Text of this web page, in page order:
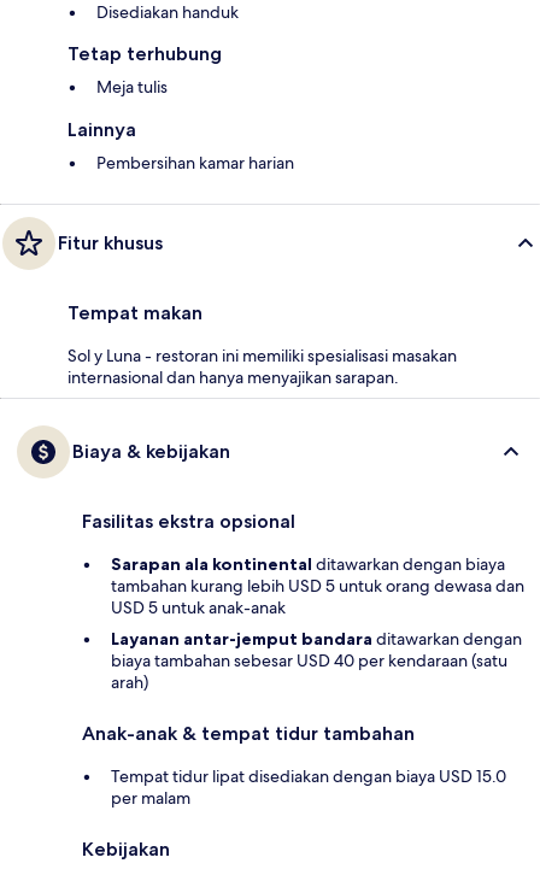
Disediakan handuk
Tetap terhubung
Meja tulis
Lainnya
Pembersihan kamar harian
Fitur khusus
Tempat makan
Sol y Luna - restoran ini memiliki spesialisasi masakan
internasional dan hanya menyajikan sarapan.
Biaya & kebijakan
Fasilitas ekstra opsional
Sarapan ala kontinental ditawarkan dengan biaya
tambahan kurang lebih USD 5 untuk orang dewasa dan
USD 5 untuk anak-anak
Layanan antar-jemput bandara ditawarkan dengan
biaya tambahan sebesar USD 40 per kendaraan (satu
arah)
Anak-anak & tempat tidur tambahan
Tempat tidur lipat disediakan dengan biaya USD 15.0
per malam
Kebijakan